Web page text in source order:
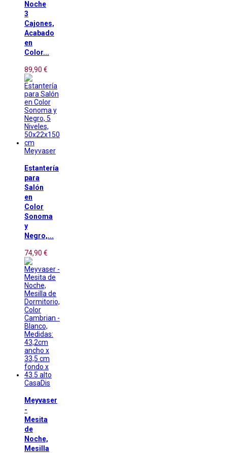
Noche
3
Cajones,
Acabado
en
Color...
89,90 €
Meyvaser
Estantería
para
Salón
en
Color
Sonoma
y
Negro,...
74,90 €
CasaDis
Meyvaser
-
Mesita
de
Noche,
Mesilla